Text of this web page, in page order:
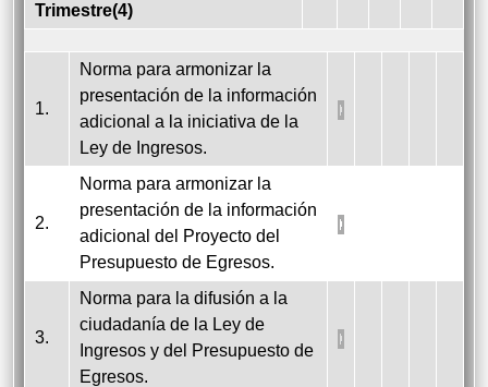
Trimestre(4)
1.
Norma para armonizar la
presentación de la información
adicional a la iniciativa de la
Ley de Ingresos.
2.
Norma para armonizar la
presentación de la información
adicional del Proyecto del
Presupuesto de Egresos.
3.
Norma para la difusión a la
ciudadanía de la Ley de
Ingresos y del Presupuesto de
Egresos.